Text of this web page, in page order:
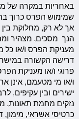
באחריות במקרה של
שמימוש הפרס כרוך
אך לא רק, מחלוקת
הנך מסכים, מצהיר
מעניקת הפרס ו/או כל
דרישה הקשורה במישרין
פרוגי ו/או מעניקת
ו/או מי מטעמם, אינן
ישירים ובין עקיפים,
נזקים מחמת תאונות,
כרטיסי אשראי, מימון,